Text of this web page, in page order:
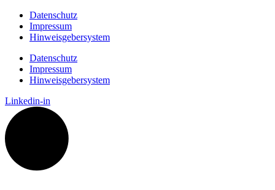
Datenschutz
Impressum
Hinweisgebersystem
Datenschutz
Impressum
Hinweisgebersystem
Linkedin-in